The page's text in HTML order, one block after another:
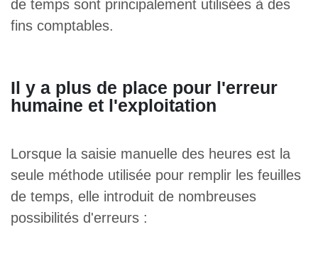
de temps sont principalement utilisées à des
fins comptables.
Il y a plus de place pour l'erreur
humaine et l'exploitation
Lorsque la saisie manuelle des heures est la
seule méthode utilisée pour remplir les feuilles
de temps, elle introduit de nombreuses
possibilités d'erreurs :